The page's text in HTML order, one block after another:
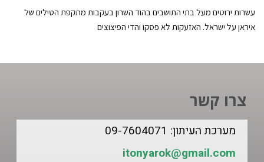
עשרות ירוטים מעל בתי התושבים בהוד השרון בעקבות מתקפת הטילים של
איראן על ישראל. האזעקות לא פסקו והדי הפיצוצים
צרו קשר
מערכת העיתון: 09-7604071
itonyarok@gmail.com